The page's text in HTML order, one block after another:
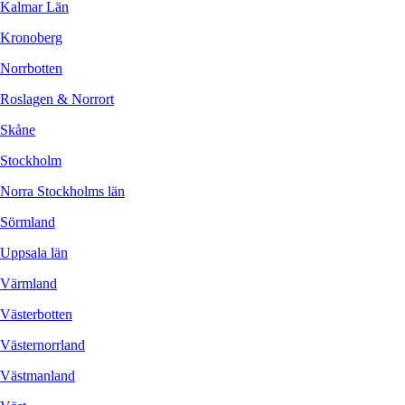
Kalmar Län
Kronoberg
Norrbotten
Roslagen & Norrort
Skåne
Stockholm
Norra Stockholms län
Sörmland
Uppsala län
Värmland
Västerbotten
Västernorrland
Västmanland